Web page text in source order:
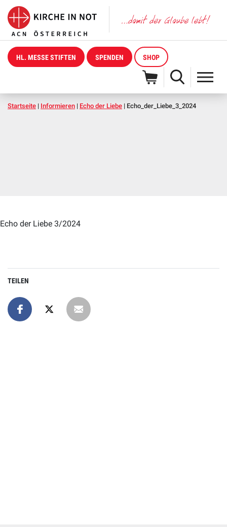
HL. MESSE STIFTEN SPENDEN SHOP
Startseite | Informieren | Echo der Liebe | Echo_der_Liebe_3_2024
Echo der Liebe 3/2024
TEILEN